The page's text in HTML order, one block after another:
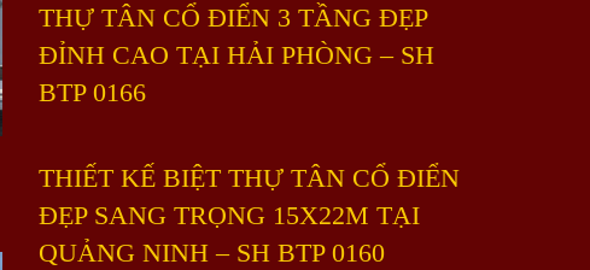
THỰ TÂN CỔ ĐIỂN 3 TẦNG ĐẸP
ĐỈNH CAO TẠI HẢI PHÒNG – SH
BTP 0166
THIẾT KẾ BIỆT THỰ TÂN CỔ ĐIỂN
ĐẸP SANG TRỌNG 15X22M TẠI
QUẢNG NINH – SH BTP 0160